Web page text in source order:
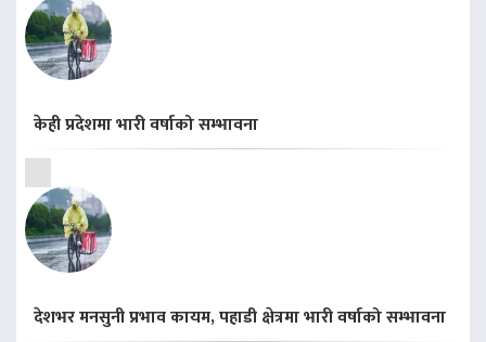
केही प्रदेशमा भारी वर्षाको सम्भावना
देशभर मनसुनी प्रभाव कायम, पहाडी क्षेत्रमा भारी वर्षाको सम्भावना